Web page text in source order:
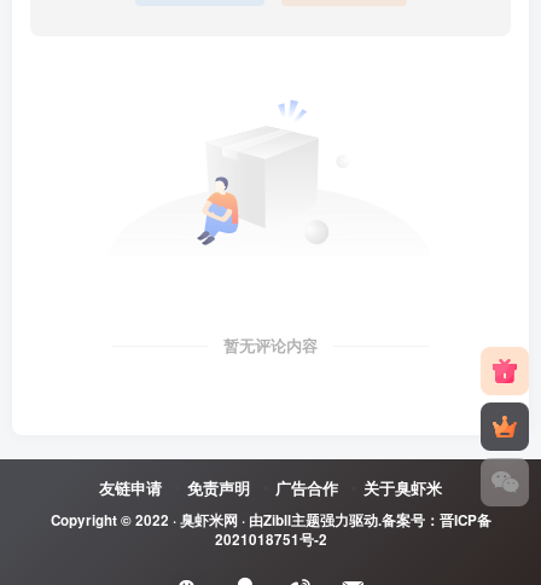
暂无评论内容
友链申请 免责声明 广告合作 关于臭虾米
Copyright © 2022 ·臭虾米网· 由Zibll主题强力驱动.备案号： 晋ICP备
2021018751号-2